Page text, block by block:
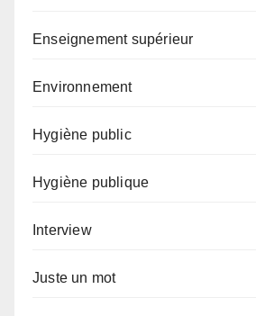
Enseignement supérieur
Environnement
Hygiène public
Hygiène publique
Interview
Juste un mot